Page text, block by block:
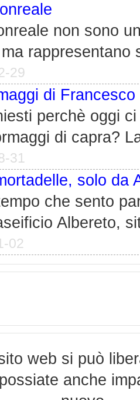
non sono
rappresentano
29
di Francesco
perchè oggi
di capra?
31
solo da
che sento
Albereto,
02
web si può
anche